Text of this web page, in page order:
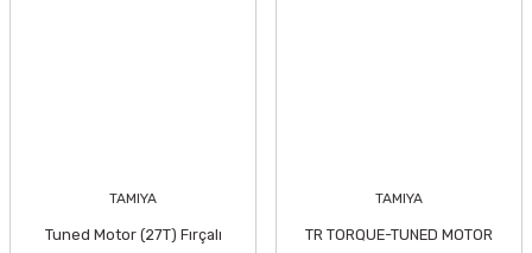
TAMIYA
Tuned Motor (27T) Fırçalı
TAMIYA
TR TORQUE-TUNED MOTOR